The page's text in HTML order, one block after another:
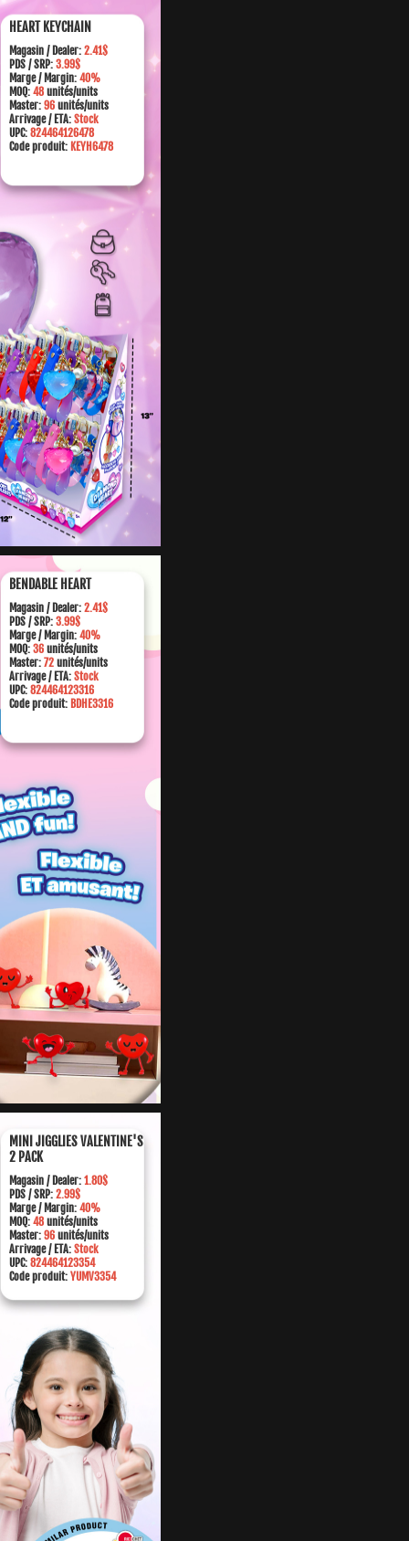
HEART KEYCHAIN
Magasin / Dealer: 2.41$
PDS / SRP: 3.99$
Marge/ Margin: 40%
MOQ: 48 unités/units
Master: 96 unités/units
Arrivage / ETA: Stock
UPC: 824464126478
Code produit: KEYH6478
BENDABLE HEART
Magasin / Dealer: 2.41$
PDS / SRP: 3.99$
Marge/ Margin: 40%
MOQ: 36 unités/units
Master: 72 unités/units
Arrivage / ETA: Stock
UPC: 824464123316
Code produit: BDHE3316
MINI JIGGLIES VALENTINE'S
2 PACK
Magasin / Dealer: 1.80$
PDS / SRP: 2.99$
Marge/ Margin: 40%
MOQ: 48 unités/units
Master: 96 unités/units
Arrivage / ETA: Stock
UPC: 824464123354
Code produit: YUMV3354